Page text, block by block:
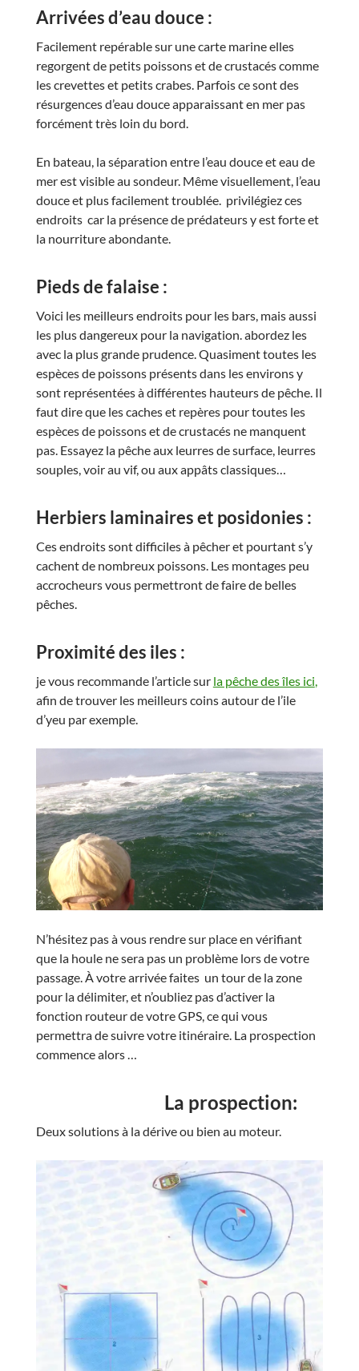
Arrivées d’eau douce :
Facilement repérable sur une carte marine elles
regorgent de petits poissons et de crustacés comme
les crevettes et petits crabes. Parfois ce sont des
résurgences d’eau douce apparaissant en mer pas
forcément très loin du bord.
En bateau, la séparation entre l’eau douce et eau de
mer est visible au sondeur. Même visuellement, l’eau
douce et plus facilement troublée. privilégiez ces
endroits car la présence de prédateurs y est forte et
la nourriture abondante.
Pieds de falaise :
Voici les meilleurs endroits pour les bars, mais aussi
les plus dangereux pour la navigation. abordez les
avec la plus grande prudence. Quasiment toutes les
espèces de poissons présents dans les environs y
sont représentées à différentes hauteurs de pêche. Il
faut dire que les caches et repères pour toutes les
espèces de poissons et de crustacés ne manquent
pas. Essayez la pêche aux leurres de surface, leurres
souples, voir au vif, ou aux appâts classiques…
Herbiers laminaires et posidonies :
Ces endroits sont difficiles à pêcher et pourtant s’y
cachent de nombreux poissons. Les montages peu
accrocheurs vous permettront de faire de belles
pêches.
Proximité des iles :
je vous recommande l’article sur la pêche des îles ici,
afin de trouver les meilleurs coins autour de l’ile
d’yeu par exemple.
N’hésitez pas à vous rendre sur place en vérifiant
que la houle ne sera pas un problème lors de votre
passage. À votre arrivée faites un tour de la zone
pour la délimiter, et n’oubliez pas d’activer la
fonction routeur de votre GPS, ce qui vous
permettra de suivre votre itinéraire. La prospection
commence alors …
La prospection:
Deux solutions à la dérive ou bien au moteur.